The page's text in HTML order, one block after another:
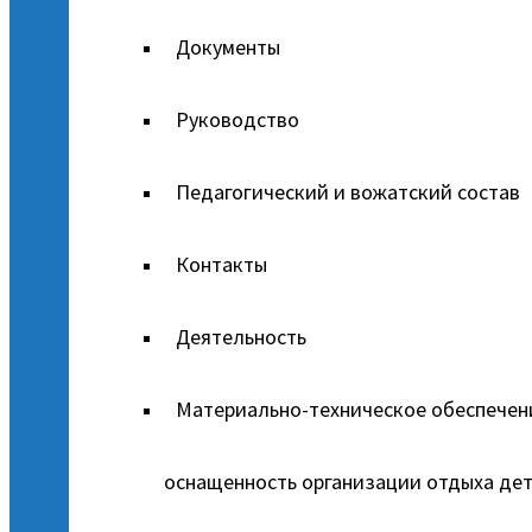
Документы
Руководство
Педагогический и вожатский состав
Контакты
Деятельность
Материально-техническое
оснащенность организации отдыха